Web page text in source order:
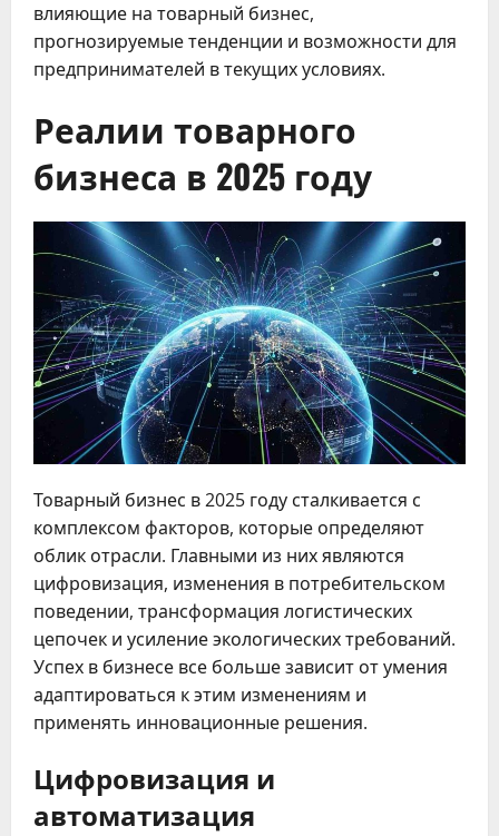
влияющие на товарный бизнес,
прогнозируемые тенденции и возможности для
предпринимателей в текущих условиях.
Реалии товарного
бизнеса в 2025 году
Товарный бизнес в 2025 году сталкивается с
комплексом факторов, которые определяют
облик отрасли. Главными из них являются
цифровизация, изменения в потребительском
поведении, трансформация логистических
цепочек и усиление экологических требований.
Успех в бизнесе все больше зависит от умения
адаптироваться к этим изменениям и
применять инновационные решения.
Цифровизация и
автоматизация